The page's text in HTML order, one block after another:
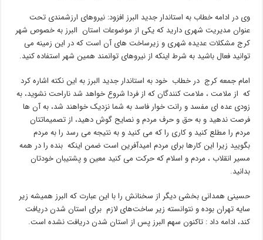
وی در ادامه خطاب به استاندار جدید البرز افزود: نیروهای ارزشمندی تحت
عنوان مدیریت شهری دارید که یکی از موضوعات استان البرز به خصوص شهر
کرج مشکلات عدیده شهری و زیرساخت های آن است که در این زمینه می
توانید فعال باشید به شرط اینکه از نیروهای توانمند همین شهر استفاده کنید.
امام جمعه کرج در خطاب خود به استاندار جدید البرز به این نکته اشاره کرد
که از ملامت ، ملامت کنندگان که از فردا شروع خواهد شد ناراحت نشوید، به
زودی عده ای مفسد و رانت خوار فاسد به شما نزدیک خواهند شد، به آن ها
فرصت ندهید و به حق و حرف مردم و نصایح گوش دهید، از تصمیماتتان
مردم را مطلع کنید و کاری را که می کنید و به نتیجه می رسد را به مردم
بگویید زیرا این کارها برای مردم امیدآفرین است ضمن اینکه بنده را در همه
مسیر انقلاب ، مردم و اسلام که حرکت می کنید معین و پشتیبان خودتان
بدانید.
حسینی همدانی بخشی دیگر از سخنانش را با این عبارت که البرز همیشه زیر
سایه تهران بوده و نتوانسته زیر ساخت‌های لازم برای استان شدن دریافت
کند، ادامه داد : تاکنون سهم البرز پس از استان شدن دریافت نشده است.